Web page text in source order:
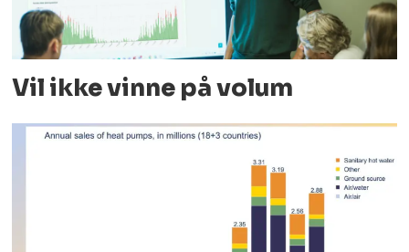
Vil ikke vinne på volum